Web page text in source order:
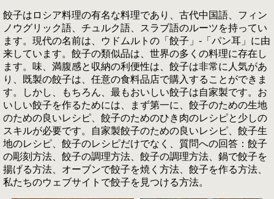
餃子はロシア料理の有名な料理であり、古代中国語、フィン
ノウグリック語、チュルク語、スラブ語のルーツを持ってい
ます。現代の名前は、ウドムルトの「餃子」-「パン耳」に由
来しています。餃子の類似品は、世界の多くの料理に存在し
ます。味、満腹感と収納の利便性は、餃子は非常に人気があ
り、既製の餃子は、任意の食料品店で購入することができま
す。しかし、もちろん、最もおいしい餃子は自家製です。お
いしい餃子を作るためには、まず第一に、餃子のための生地
のための良いレシピ、餃子のためのひき肉のレシピと少しの
スキルが必要です。自家製餃子のための良いレシピ、餃子生
地のレシピ、餃子のレシピだけでなく、質問への回答：餃子
の彫刻方法、餃子の調理方法、餃子の調理方法、鍋で餃子を
揚げる方法、オーブンで餃子を焼く方法、餃子を作る方法、
私たちのウェブサイトで餃子を見つける方法。